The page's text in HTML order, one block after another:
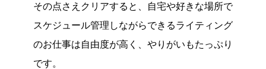
その点さえクリアすると、自宅や好きな場所で
スケジュール管理しながらできるライティング
のお仕事は自由度が高く、やりがいもたっぷり
です。